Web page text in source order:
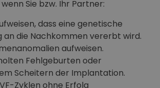
Sie bzw. Ihr Partner:
dass eine genetische
an die Nachkommen vererbt wird.
aufweisen.
Fehlgeburten oder
Scheitern der Implantation.
Zyklen ohne Erfolg